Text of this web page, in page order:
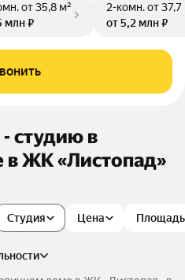
от 35,8 м²
млн ₽
2-комн.от 37,7
от 5,2 млн ₽
студию в
ЖК «Листопад»
Студия Цена Площадь